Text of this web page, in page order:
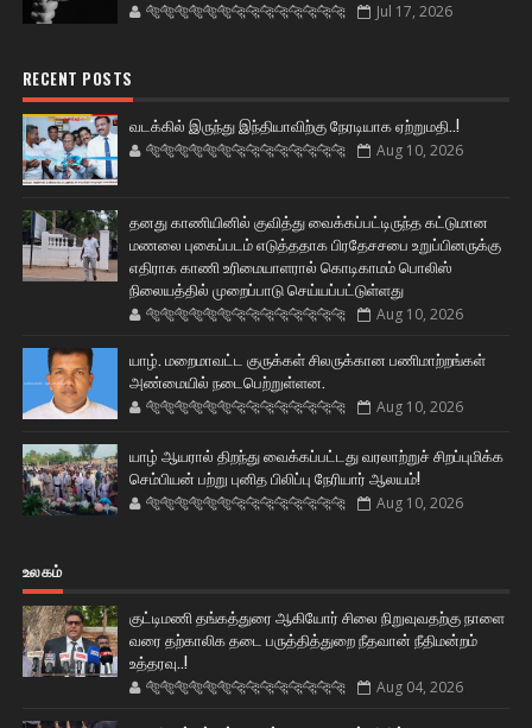
🐅🐅🐅🐅🐅🐅🐆🐆🐆🐆🐆🐆🐆🐆 Jul 17, 2026
RECENT POSTS
வடக்கில் இருந்து இந்தியாவிற்கு நேரடியாக ஏற்றுமதி..!
🐅🐅🐅🐅🐅🐅🐆🐆🐆🐆🐆🐆🐆🐆 Aug 10, 2026
தனது காணியினில் குவித்து வைக்கப்பட்டிருந்த கட்டுமான
மணலை புகைப்படம் எடுத்ததாக பிரதேசசபை உறுப்பினருக்கு
எதிராக காணி உரிமையாளரால் கொடிகாமம் பொலிஸ்
நிலையத்தில் முறைப்பாடு செய்யப்பட்டுள்ளது
🐅🐅🐅🐅🐅🐅🐆🐆🐆🐆🐆🐆🐆🐆 Aug 10, 2026
யாழ். மறைமாவட்ட குருக்கள் சிலருக்கான பணிமாற்றங்கள்
அண்மையில் நடைபெற்றுள்ளன.
🐅🐅🐅🐅🐅🐅🐆🐆🐆🐆🐆🐆🐆🐆 Aug 10, 2026
யாழ் ஆயரால் திறந்து வைக்கப்பட்டது வரலாற்றுச் சிறப்புமிக்க
செம்பியன் பற்று புனித பிலிப்பு நேரியார் ஆலயம்!
🐅🐅🐅🐅🐅🐅🐆🐆🐆🐆🐆🐆🐆🐆 Aug 10, 2026
உலகம்
குட்டிமணி தங்கத்துரை ஆகியோர் சிலை நிறுவுவதற்கு நாளை
வரை தற்காலிக தடை பருத்தித்துறை நீதவான் நீதிமன்றம்
உத்தரவு..!
🐅🐅🐅🐅🐅🐅🐆🐆🐆🐆🐆🐆🐆🐆 Aug 04, 2026